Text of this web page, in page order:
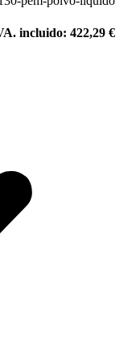
incluido: 422,29 €